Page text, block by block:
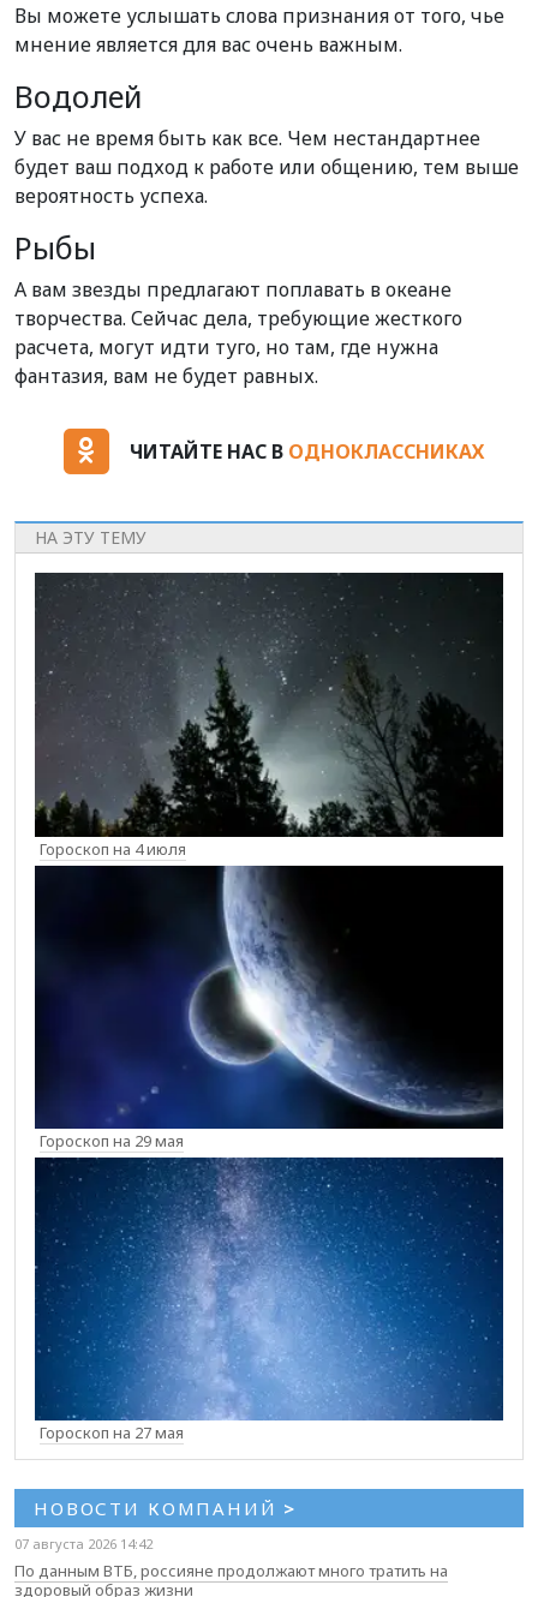
Вы можете услышать слова признания от того, чье
мнение является для вас очень важным.
Водолей
У вас не время быть как все. Чем нестандартнее
будет ваш подход к работе или общению, тем выше
вероятность успеха.
Рыбы
А вам звезды предлагают поплавать в океане
творчества. Сейчас дела, требующие жесткого
расчета, могут идти туго, но там, где нужна
фантазия, вам не будет равных.
ЧИТАЙТЕ НАС В ОДНОКЛАССНИКАХ
НА ЭТУ ТЕМУ
Гороскоп на 4 июля
Гороскоп на 29 мая
Гороскоп на 27 мая
НОВОСТИ КОМПАНИЙ >
07 августа 2026 14:42
По данным ВТБ, россияне продолжают много тратить на
здоровый образ жизни